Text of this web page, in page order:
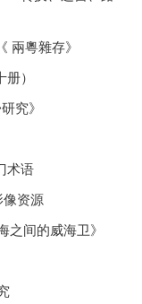
兩粵雜存》
）
究》
术语
像资源
之间的威海卫》